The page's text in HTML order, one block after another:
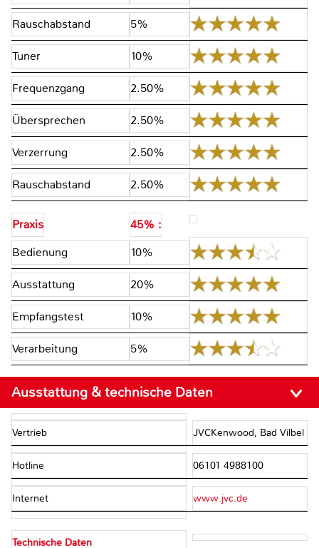
Rauschabstand 5%
Tuner 10%
Frequenzgang 2.50%
Übersprechen 2.50%
Verzerrung 2.50%
Rauschabstand 2.50%
Praxis
45% :
Bedienung
10%
Ausstattung 20%
Empfangstest 10%
Verarbeitung 5%
Ausstattung & technische Daten
Vertrieb JVCKenwood, Bad Vilbel
Hotline 06101 4988100
Internet www.jvc.de
Technische Daten